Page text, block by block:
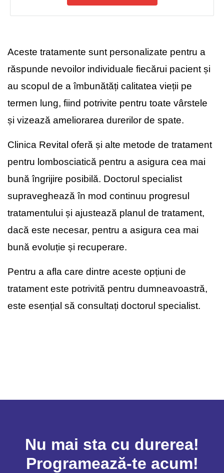
Aceste tratamente sunt personalizate pentru a
răspunde nevoilor individuale fiecărui pacient și
au scopul de a îmbunătăți calitatea vieții pe
termen lung, fiind potrivite pentru toate vârstele
și vizează ameliorarea durerilor de spate.
Clinica Revital oferă și alte metode de tratament
pentru lombosciatică pentru a asigura cea mai
bună îngrijire posibilă. Doctorul specialist
supraveghează în mod continuu progresul
tratamentului și ajustează planul de tratament,
dacă este necesar, pentru a asigura cea mai
bună evoluție și recuperare.
Pentru a afla care dintre aceste opțiuni de
tratament este potrivită pentru dumneavoastră,
este esențial să consultați doctorul specialist.
Nu mai sta cu durerea!
Programează-te acum!